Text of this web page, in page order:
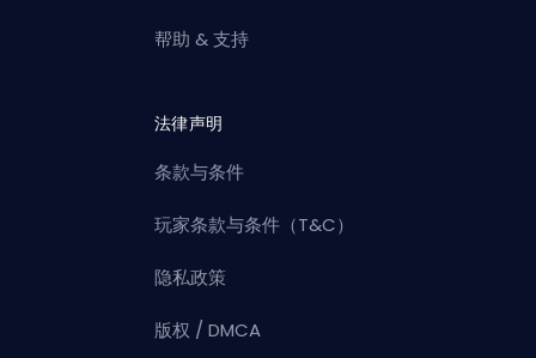
帮助 & 支持
法律声明
条款与条件
玩家条款与条件（T&C）
隐私政策
版权 / DMCA